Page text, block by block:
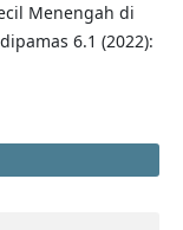
Menengah di
6.1 (2022):